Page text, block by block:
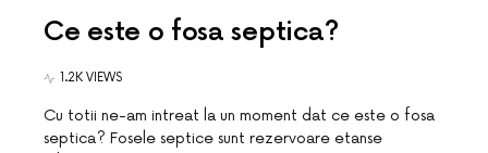
Ce este o fosa septica?
1.2K VIEWS
Cu totii ne-am intreat la un moment dat ce este o fosa
septica? Fosele septice sunt rezervoare etanse